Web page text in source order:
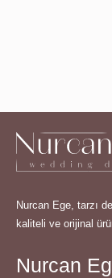
Nurcan Ege, tarzı
kaliteli ve orijinal
Nurcan